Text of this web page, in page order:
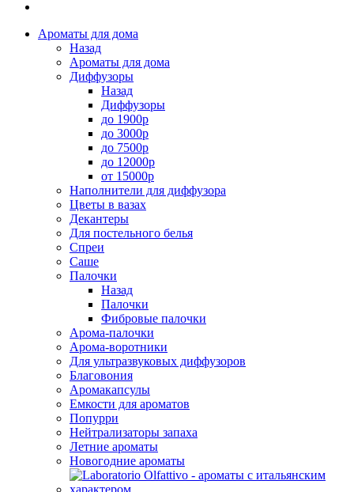
Ароматы для дома
Назад
Ароматы для дома
Диффузоры
Назад
Диффузоры
до 1900р
до 3000р
до 7500р
до 12000р
от 15000р
Наполнители для диффузора
Цветы в вазах
Декантеры
Для постельного белья
Спреи
Саше
Палочки
Назад
Палочки
Фибровые палочки
Арома-палочки
Арома-воротники
Для ультразвуковых диффузоров
Благовония
Аромакапсулы
Емкости для ароматов
Попурри
Нейтрализаторы запаха
Летние ароматы
Новогодние ароматы